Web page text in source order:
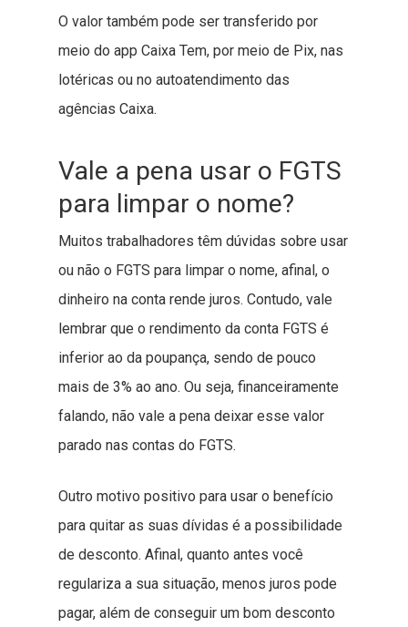
O valor também pode ser transferido por
meio do app Caixa Tem, por meio de Pix, nas
lotéricas ou no autoatendimento das
agências Caixa.
Vale a pena usar o FGTS
para limpar o nome?
Muitos trabalhadores têm dúvidas sobre usar
ou não o FGTS para limpar o nome, afinal, o
dinheiro na conta rende juros. Contudo, vale
lembrar que o rendimento da conta FGTS é
inferior ao da poupança, sendo de pouco
mais de 3% ao ano. Ou seja, financeiramente
falando, não vale a pena deixar esse valor
parado nas contas do FGTS.
Outro motivo positivo para usar o benefício
para quitar as suas dívidas é a possibilidade
de desconto. Afinal, quanto antes você
regulariza a sua situação, menos juros pode
pagar, além de conseguir um bom desconto